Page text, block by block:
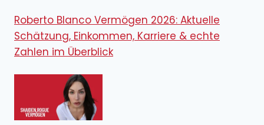
Roberto Blanco Vermögen 2026: Aktuelle
Schätzung, Einkommen, Karriere & echte
Zahlen im Überblick